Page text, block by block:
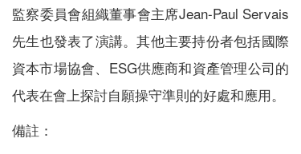
監察委員會組織董事會主席Jean-Paul Servais
先生也發表了演講。其他主要持份者包括國際
資本市場協會、ESG供應商和資產管理公司的
代表在會上探討自願操守準則的好處和應用。
備註：